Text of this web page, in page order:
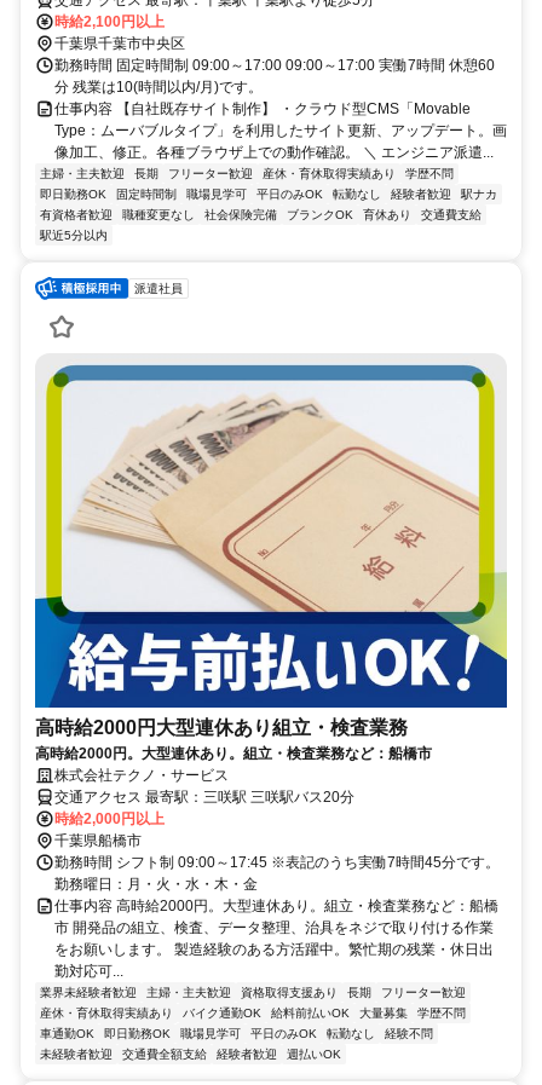
時給2,100円以上
千葉県千葉市中央区
勤務時間 固定時間制 09:00～17:00 09:00～17:00 実働7時間 休憩60
分 残業は10(時間以内/月)です。
仕事内容 【自社既存サイト制作】 ・クラウド型CMS「Movable
Type：ムーバブルタイプ」を利用したサイト更新、アップデート。画
像加工、修正。各種ブラウザ上での動作確認。 ＼ エンジニア派遣...
主婦・主夫歓迎 長期 フリーター歓迎 産休・育休取得実績あり
学歴不問
即日勤務OK
固定時間制 職場見学可 平日のみOK 転勤なし 経験者歓迎
駅ナカ
有資格者歓迎
職種変更なし 社会保険完備 ブランクOK 育休あり
交通費支給
駅近5分以内
派遣社員
高時給2000円大型連休あり組立・検査業務
高時給2000円。大型連休あり。組立・検査業務など：船橋市
株式会社テクノ・サービス
交通アクセス 最寄駅：三咲駅 三咲駅バス20分
時給2,000円以上
千葉県船橋市
勤務時間 シフト制 09:00～17:45 ※表記のうち実働7時間45分です。
勤務曜日：月・火・水・木・金
仕事内容 高時給2000円。大型連休あり。組立・検査業務など：船橋
市 開発品の組立、検査、データ整理、治具をネジで取り付ける作業
をお願いします。 製造経験のある方活躍中。繁忙期の残業・休日出
勤対応可...
業界未経験者歓迎 主婦・主夫歓迎 資格取得支援あり 長期
フリーター歓迎
産休・育休取得実績あり
バイク通勤OK 給料前払いOK 大量募集
学歴不問
車通勤OK
即日勤務OK 職場見学可 平日のみOK 転勤なし
経験不問
未経験者歓迎
交通費全額支給 経験者歓迎 週払いOK